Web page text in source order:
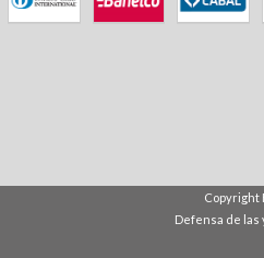
Copyright
Defensa de las